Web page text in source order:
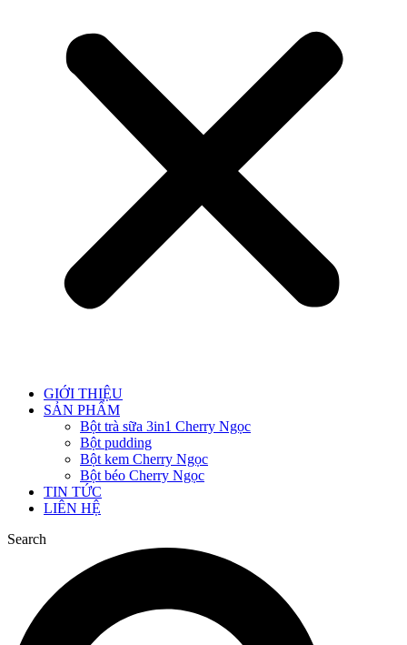
GIỚI THIỆU
SẢN PHẨM
Bột trà sữa 3in1 Cherry Ngọc
Bột pudding
Bột kem Cherry Ngọc
Bột béo Cherry Ngọc
TIN TỨC
LIÊN HỆ
Search